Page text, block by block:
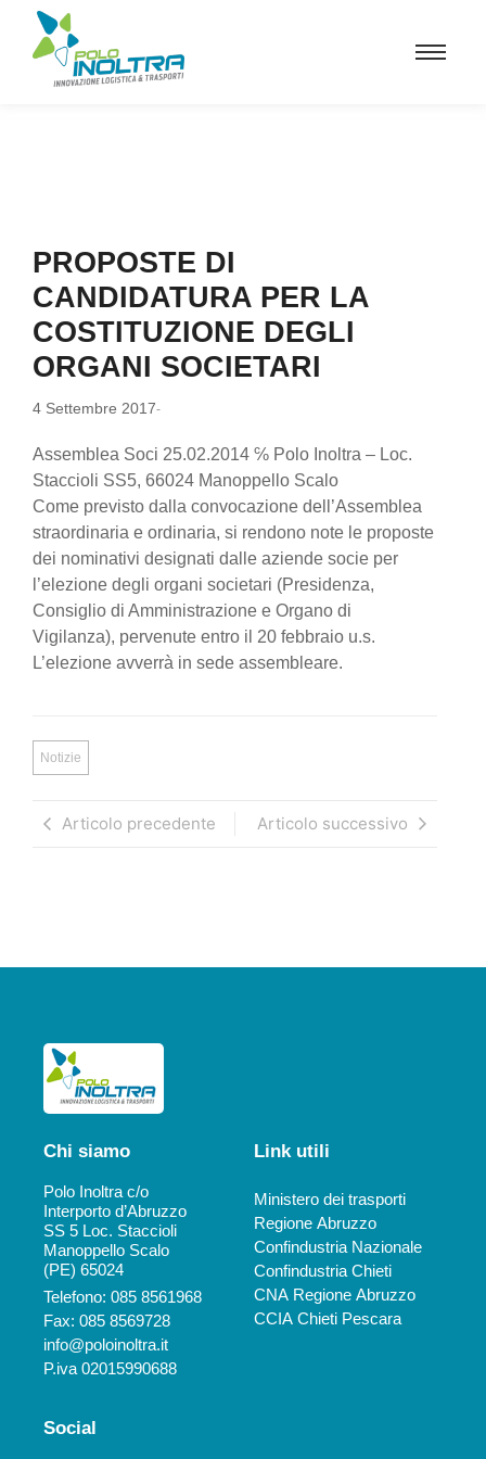
PROPOSTE DI
CANDIDATURA PER LA
COSTITUZIONE DEGLI
ORGANI SOCIETARI
4 Settembre 2017-
Assemblea Soci 25.02.2014 ℅ Polo Inoltra – Loc.
Staccioli SS5, 66024 Manoppello Scalo
Come previsto dalla convocazione dell’Assemblea
straordinaria e ordinaria, si rendono note le proposte
dei nominativi designati dalle aziende socie per
l’elezione degli organi societari (Presidenza,
Consiglio di Amministrazione e Organo di
Vigilanza), pervenute entro il 20 febbraio u.s.
L’elezione avverrà in sede assembleare.
Notizie
Articolo precedente Articolo successivo
Chi siamo
Polo Inoltra c/o
Interporto d’Abruzzo
SS 5 Loc. Staccioli
Manoppello Scalo
(PE) 65024
Telefono: 085 8561968
Fax: 085 8569728
info@poloinoltra.it
P.iva 02015990688
Link utili
Ministero dei trasporti
Regione Abruzzo
Confindustria Nazionale
Confindustria Chieti
CNA Regione Abruzzo
CCIA Chieti Pescara
Social